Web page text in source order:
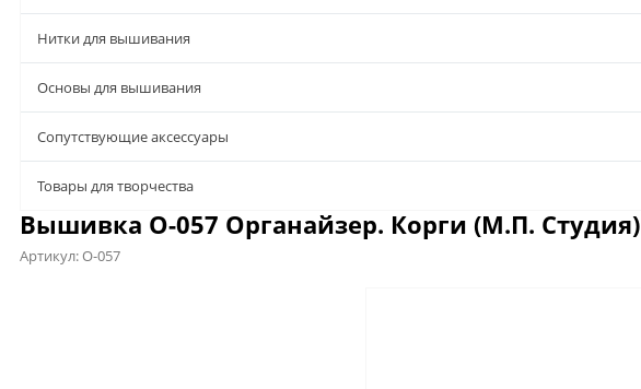
Нитки для вышивания
Основы для вышивания
Сопутствующие аксессуары
Товары для творчества
Вышивка О-057 Органайзер. Корги (М.П. Студия)
Артикул:О-057